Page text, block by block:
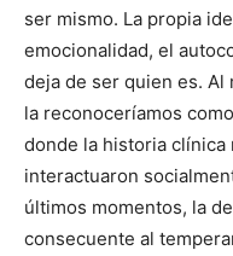
ser mismo. La propia
emocionalidad, el
deja de ser quien es. Al
la reconoceríamos
donde la historia clínica
interactuaron
últimos momentos, la
consecuente al